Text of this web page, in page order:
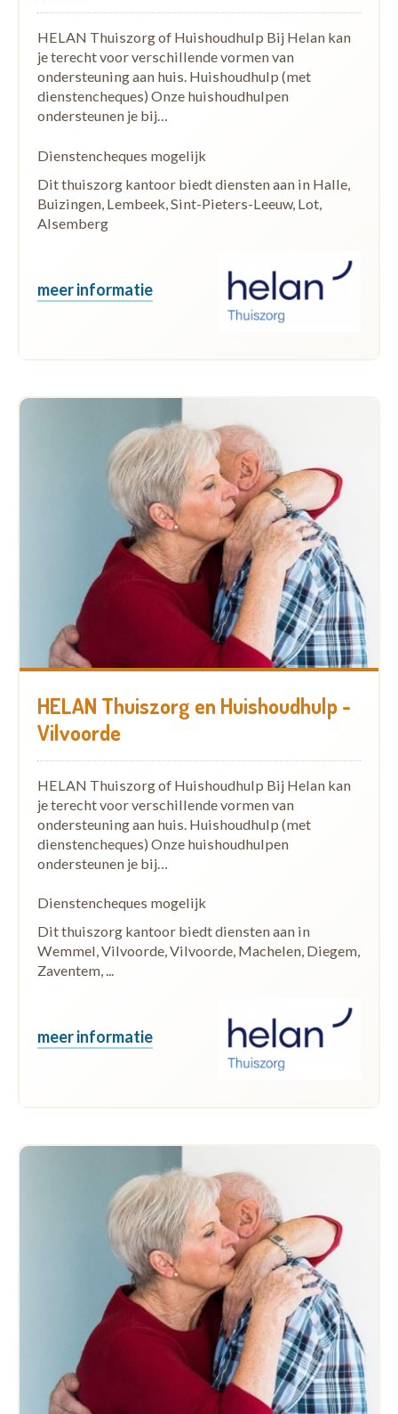
HELAN Thuiszorg of Huishoudhulp Bij Helan kan
je terecht voor verschillende vormen van
ondersteuning aan huis. Huishoudhulp (met
dienstencheques) Onze huishoudhulpen
ondersteunen je bij…
Dienstencheques mogelijk
Dit thuiszorg kantoor biedt diensten aan in Halle,
Buizingen, Lembeek, Sint-Pieters-Leeuw, Lot,
Alsemberg
meer informatie
HELAN Thuiszorg en Huishoudhulp -
Vilvoorde
HELAN Thuiszorg of Huishoudhulp Bij Helan kan
je terecht voor verschillende vormen van
ondersteuning aan huis. Huishoudhulp (met
dienstencheques) Onze huishoudhulpen
ondersteunen je bij…
Dienstencheques mogelijk
Dit thuiszorg kantoor biedt diensten aan in
Wemmel, Vilvoorde, Vilvoorde, Machelen, Diegem,
Zaventem, ...
meer informatie